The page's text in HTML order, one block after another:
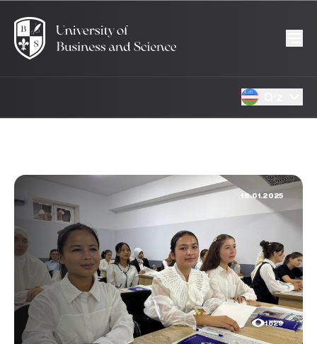
16.01.2025
1629